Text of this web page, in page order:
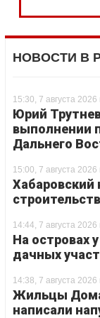
НОВОСТИ В
15:30, 7 августа 2026
Юрий
выполнении
Дальнего
15:00, 7 августа 2026
14:44, 7 августа 2026
На островах
дачных
14:38, 7 августа 2026
Жильцы Дома
написали